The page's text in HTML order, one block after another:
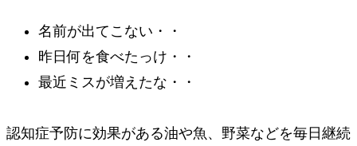
名前が出てこない・・
昨日何を食べたっけ・・
最近ミスが増えたな・・
認知症予防に効果がある油や魚、野菜などを毎日継続